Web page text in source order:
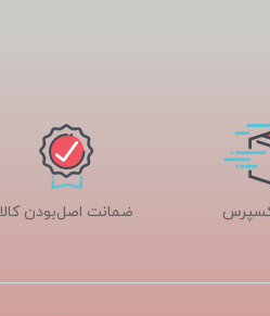
ضمانت اصل‌بودن کالا